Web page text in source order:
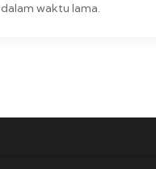
dalam waktu lama.